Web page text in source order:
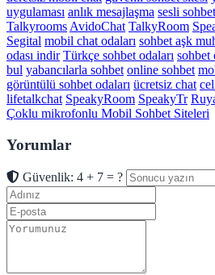
uygulaması anlık mesajlaşma sesli
Talkyrooms AvidoChat TalkyRoom
Segital mobil chat odaları sohbet aşk
odası indir Türkçe sohbet odaları sohbet
bul yabancılarla sohbet online sohbet
görüntülü sohbet odaları ücretsiz chat
lifetalkchat SpeakyRoom SpeakyTr
Çoklu mikrofonlu Mobil Sohbet Siteleri
Yorumlar
Güvenlik: 4 + 7 = ?